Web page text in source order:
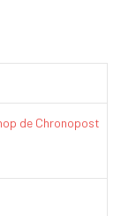
de Chronopost